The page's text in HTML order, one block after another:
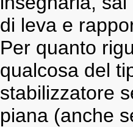
di leva e
Per quanto
qualcosa del
stabilizzatore
piana (anche